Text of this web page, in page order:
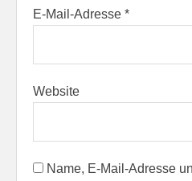
E-Mail-Adresse *
Website
Name, E-Mail-Adresse